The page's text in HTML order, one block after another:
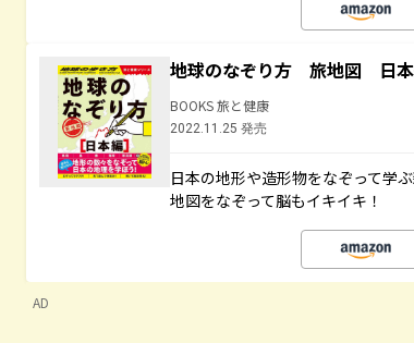
地球のなぞり方 旅地図 日
BOOKS 旅と健康
2022.11.25 発売
日本の地形や造形物をなぞって学
地図をなぞって脳もイキイキ！
AD